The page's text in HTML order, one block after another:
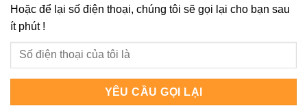
Hoặc để lại số điện thoại, chúng tôi sẽ gọi lại cho bạn sau
ít phút !